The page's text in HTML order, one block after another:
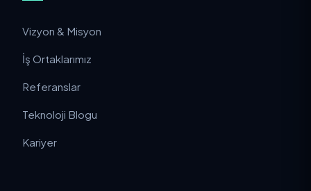
Vizyon & Misyon
İş Ortaklarımız
Referanslar
Teknoloji Blogu
Kariyer